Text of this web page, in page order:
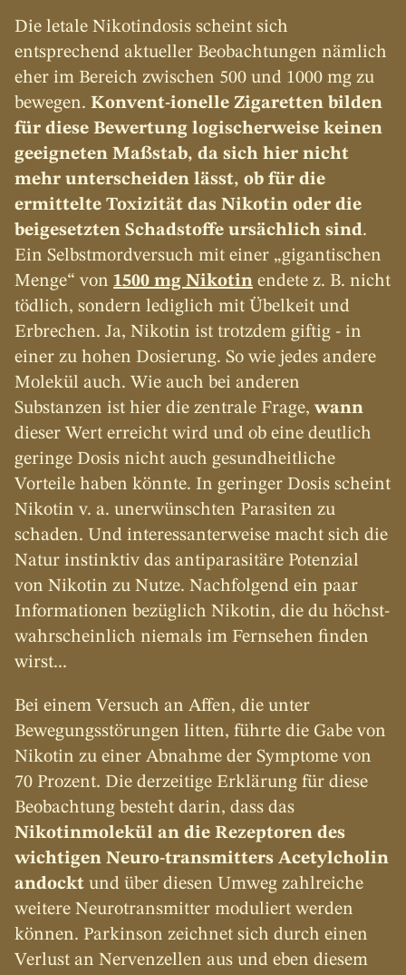
Die letale Nikotindosis scheint sich
entsprechend aktueller Beobachtungen nämlich
eher im Bereich zwischen 500 und 1000 mg zu
bewegen. Konvent-ionelle Zigaretten bilden
für diese Bewertung logischerweise keinen
geeigneten Maßstab, da sich hier nicht
mehr unterscheiden lässt, ob für die
ermittelte Toxizität das Nikotin oder die
beigesetzten Schadstoffe ursächlich sind.
Ein Selbstmordversuch mit einer „gigantischen
Menge“ von 1500 mg Nikotin endete z. B. nicht
tödlich, sondern lediglich mit Übelkeit und
Erbrechen. Ja, Nikotin ist trotzdem giftig - in
einer zu hohen Dosierung. So wie jedes andere
Molekül auch. Wie auch bei anderen
Substanzen ist hier die zentrale Frage, wann
dieser Wert erreicht wird und ob eine deutlich
geringe Dosis nicht auch gesundheitliche
Vorteile haben könnte. In geringer Dosis scheint
Nikotin v. a. unerwünschten Parasiten zu
schaden. Und interessanterweise macht sich die
Natur instinktiv das antiparasitäre Potenzial
von Nikotin zu Nutze. Nachfolgend ein paar
Informationen bezüglich Nikotin, die du höchst-
wahrscheinlich niemals im Fernsehen finden
wirst...
Bei einem Versuch an Affen, die unter
Bewegungsstörungen litten, führte die Gabe von
Nikotin zu einer Abnahme der Symptome von
70 Prozent. Die derzeitige Erklärung für diese
Nikotinmolekül an die Rezeptoren des
wichtigen Neuro-transmitters Acetylcholin
andockt und über diesen Umweg zahlreiche
weitere Neurotransmitter moduliert werden
können. Parkinson zeichnet sich durch einen
Verlust an Nervenzellen aus und eben diesem